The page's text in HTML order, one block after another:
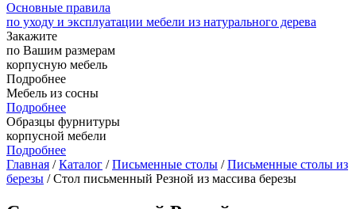
Основные правила
по уходу и эксплуатации мебели из натурального дерева
Закажите
по Вашим размерам
корпусную мебель
Подробнее
Мебель из сосны
Подробнее
Образцы фурнитуры
корпусной мебели
Подробнее
Главная /Каталог /Письменные столы /Письменные столы из
березы / Стол письменный Резной из массива березы